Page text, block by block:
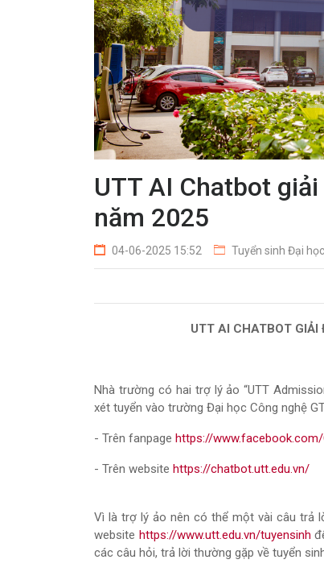
UTT AI Chatbot
năm 2025
04-06-2025 15:52 Tuyển sinh Đại học
UTT AI CHATBOT GIẢI
Nhà trường có hai trợ lý ảo “UTT
xét tuyển vào trường Đại học Công nghệ
- Trên fanpage https://
- Trên website https://chatbot.utt.edu.vn/
Vì là trợ lý ảo nên có thể một vài câu trả
website https://www.utt.edu.vn/tuyensinh
các câu hỏi, trả lời thường gặp về tuyển